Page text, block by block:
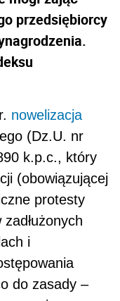
przedsiębiorcy
nowelizacja
(Dz.U. nr
k.p.c., który
(obowiązującej
protesty
i
do zasady –